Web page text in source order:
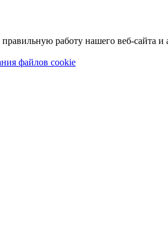
работу нашего веб-сайта и
файлов cookie